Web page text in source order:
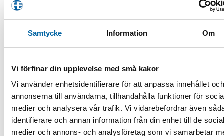
Samtycke Information Om
Vi förfinar din upplevelse med små kakor
Vi använder enhetsidentifierare för att anpassa innehållet och
annonserna till användarna, tillhandahålla funktioner för
medier och analysera vår trafik. Vi vidarebefordrar även
identifierare och annan information från din enhet till de
medier och annons- och analysföretag som vi samarbetar
Produktkategorier
ATV
ATV-Tillbehör
ATV-Redskap
ATV-Klippare